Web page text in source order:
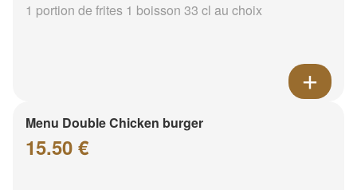
1 portion de frites 1 boisson 33 cl au choix
Menu Double Chicken burger
15.50 €